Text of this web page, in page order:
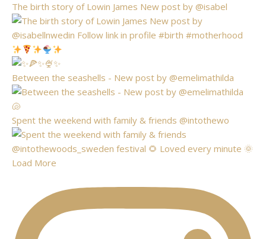
The birth story of Lowin James New post by @isabel
Between the seashells - New post by @emelimathilda
Spent the weekend with family & friends @intothewo
Load More